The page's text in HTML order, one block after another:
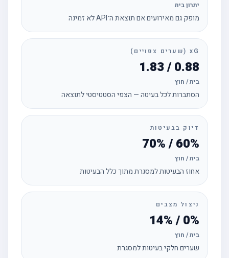
יתרון בית
מופק גם מאירועים אם תוצאת ה־API לא זמינה
xG (שערים צפויים)
0.88 / 1.83
בית / חוץ
הסתברות לכל בעיטה — הצפי הסטטיסטי לתוצאה
דיוק בבעיטות
60% / 70%
בית / חוץ
אחוז הבעיטות למסגרת מתוך כלל הבעיטות
ניצול מצבים
0% / 14%
בית / חוץ
שערים חלקי בעיטות למסגרת